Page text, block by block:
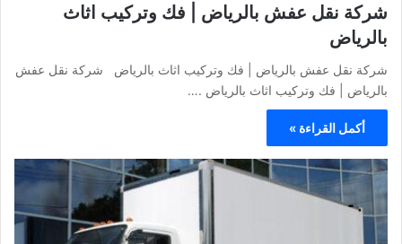
شركة نقل عفش بالرياض | فك وتركيب اثاث
بالرياض
شركة نقل عفش بالرياض | فك وتركيب اثاث بالرياض شركة نقل عفش
بالرياض | فك وتركيب اثاث بالرياض .…
أكمل القراءة »